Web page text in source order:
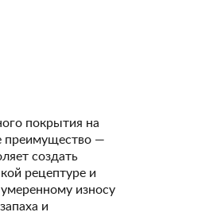
покрытия на
преимущество —
создать
рецептуре и
износу
и